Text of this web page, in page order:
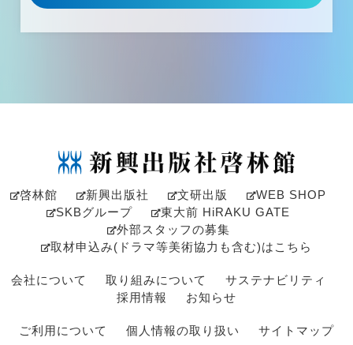
啓林館 新興出版社 文研出版
WEB SHOP
SKBグループ
東大前 HiRAKU GATE
外部スタッフの募集
取材申込み(ドラマ等美術協力も含む)はこちら
会社について 取り組みについて
サステナビリティ
採用情報
お知らせ
ご利用について 個人情報の取り扱い サイトマップ